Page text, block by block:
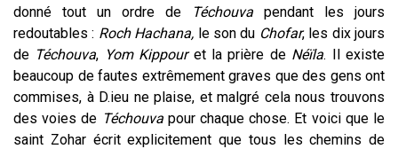
donné tout un ordre de
Téchouva pendant les jours
redoutables : Roch Hachana, le son du Chofar, les dix jours
de Téchouva, Yom Kippouret la prière de Néïla. Il existe
beaucoup de fautes extrêmement graves que des gens ont
commises, à D.ieu ne plaise, et malgré cela nous trouvons
des voies de Téchouvapour chaque chose. Et voici que le
saint Zohar écrit explicitement que tous les chemins de